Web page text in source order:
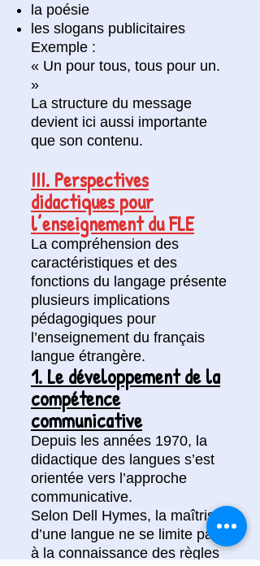
la poésie
les slogans publicitaires
Exemple :
« Un pour tous, tous pour un.
»
La structure du message
devient ici aussi importante
que son contenu.
III. Perspectives
didactiques pour
l’enseignement du FLE
La compréhension des
caractéristiques et des
fonctions du langage présente
plusieurs implications
pédagogiques pour
l’enseignement du français
langue étrangère.
1. Le développement de la
compétence
communicative
Depuis les années 1970, la
didactique des langues s’est
orientée vers l’approche
communicative.
Selon Dell Hymes, la maîtrise
d’une langue ne se limite pas
à la connaissance des règles